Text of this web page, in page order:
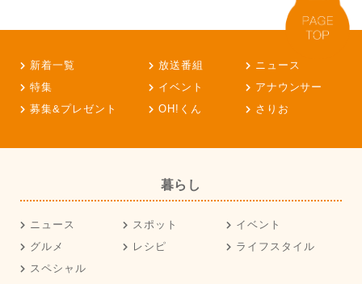
新着一覧 放送番組
ニュース
特集
イベント
アナウンサー
募集&プレゼント
OH!くん さりお
暮らし
ニュース スポット
イベント
グルメ
レシピ
ライフスタイル
スペシャル